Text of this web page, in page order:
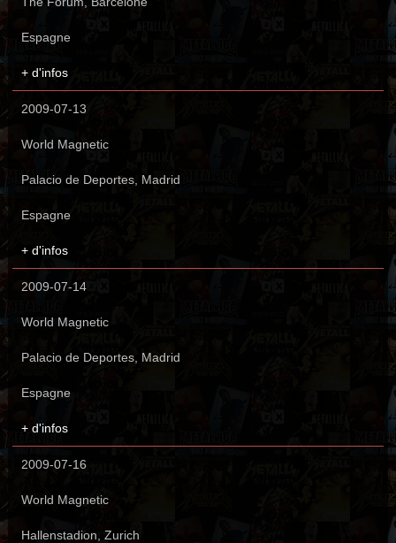
Espagne
+ d'infos
2009-07-13
World Magnetic
Palacio de Deportes, Madrid
Espagne
+ d'infos
2009-07-14
World Magnetic
Palacio de Deportes, Madrid
Espagne
+ d'infos
2009-07-16
World Magnetic
Hallenstadion, Zurich